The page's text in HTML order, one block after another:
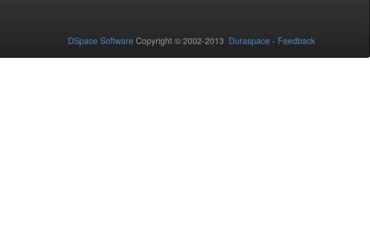
DSpace Software Copyright © 2002-2013 Duraspace - Feedback